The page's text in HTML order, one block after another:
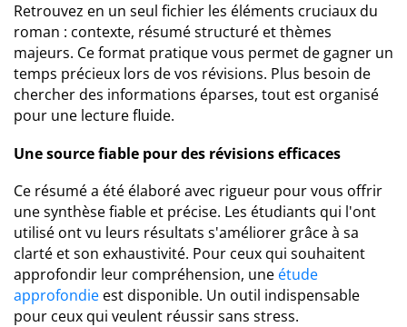
Retrouvez en un seul fichier les éléments cruciaux du
roman : contexte, résumé structuré et thèmes
majeurs. Ce format pratique vous permet de gagner un
temps précieux lors de vos révisions. Plus besoin de
chercher des informations éparses, tout est organisé
pour une lecture fluide.
Une source fiable pour des révisions efficaces
Ce résumé a été élaboré avec rigueur pour vous offrir
une synthèse fiable et précise. Les étudiants qui l'ont
utilisé ont vu leurs résultats s'améliorer grâce à sa
clarté et son exhaustivité. Pour ceux qui souhaitent
approfondir leur compréhension, une étude
approfondie est disponible. Un outil indispensable
pour ceux qui veulent réussir sans stress.